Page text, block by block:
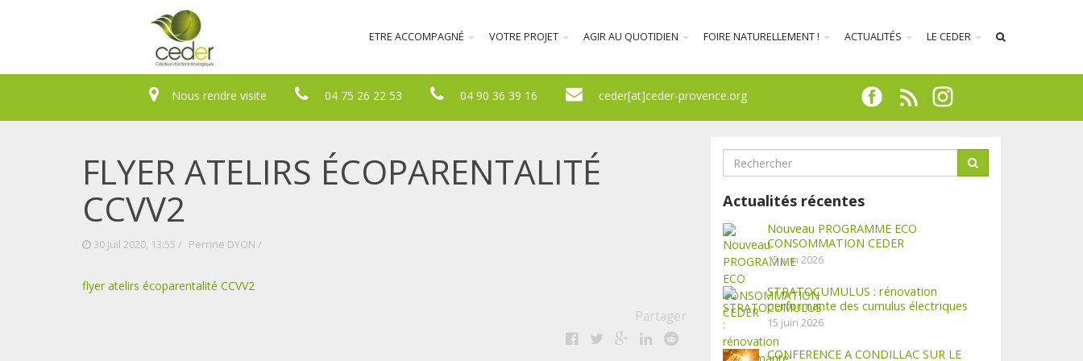
ETRE ACCOMPAGNÉ VOTRE PROJET AGIR AU QUOTIDIEN FOIRE NATURELLEMENT ! ACTUALITÉS LE CEDER
Nous rendre visite 04 75 26 22 53 04 90 36 39 16 ceder[at]ceder-provence.org
FLYER ATELIRS ÉCOPARENTALITÉ
CCVV2
30 Juil 2020, 13:55 / Perrine DYON /
flyer atelirs écoparentalité CCVV2
Partager
Actualités récentes
Nouveau PROGRAMME ECO
CONSOMMATION CEDER
15 juin 2026
STRATOCUMULUS : rénovation
performante des cumulus électriques
15 juin 2026
CONFERENCE A CONDILLAC SUR LE